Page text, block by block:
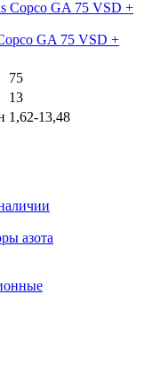
GA 75 VSD +
75
13
1,62-13,48
азота